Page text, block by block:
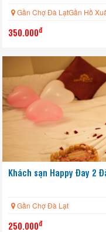
Gần Chợ Đà LạtGần Hồ
350.000đ
HOT
Khách sạn Happy Đay 2
Gần Chợ Đà Lạt
250.000đ